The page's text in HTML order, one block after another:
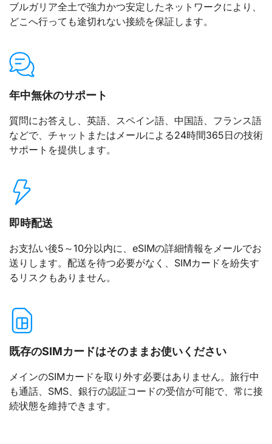
ブルガリア全土で強力かつ安定したネットワークにより、
どこへ行っても途切れない接続を保証します。
年中無休のサポート
質問にお答えし、英語、スペイン語、中国語、フランス語
などで、チャットまたはメールによる24時間365日の技術
サポートを提供します。
即時配送
お支払い後5～10分以内に、eSIMの詳細情報をメールでお
送りします。配送を待つ必要がなく、SIMカードを紛失す
るリスクもありません。
既存のSIMカードはそのままお使いください
メインのSIMカードを取り外す必要はありません。旅行中
も通話、SMS、銀行の認証コードの受信が可能で、常に接
続状態を維持できます。